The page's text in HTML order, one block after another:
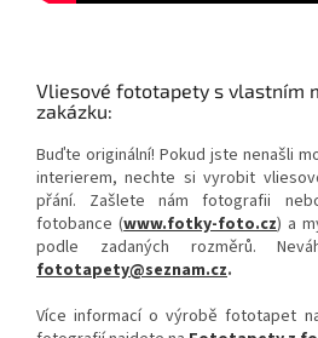
Vliesové fototapety s vlastním
zakázku:
Buďte originální! Pokud jste nenašli
interierem, nechte si vyrobit
přání. Zašlete nám fotografii
fotobance (www.fotky-foto.cz) a
podle zadaných rozměrů.
fototapety@seznam.cz.
Více informací o výrobě fototapet